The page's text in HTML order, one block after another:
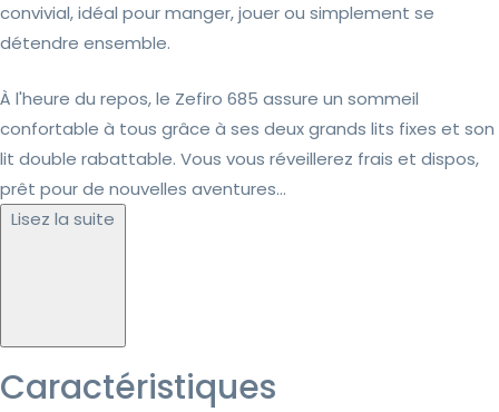
convivial, idéal pour manger, jouer ou simplement se
détendre ensemble.
À l'heure du repos, le Zefiro 685 assure un sommeil
confortable à tous grâce à ses deux grands lits fixes et son
lit double rabattable. Vous vous réveillerez frais et dispos,
prêt pour de nouvelles aventures...
Lisez la suite
Caractéristiques